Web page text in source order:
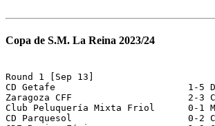
Copa de S.M. La Reina 2023/24
Round 1 [Sep 13]
CD Getafe                        1-5
Zaragoza CFF                     2-3 CP
Club Peluquería Mixta Friol      0-1
CD Parquesol                     0-2